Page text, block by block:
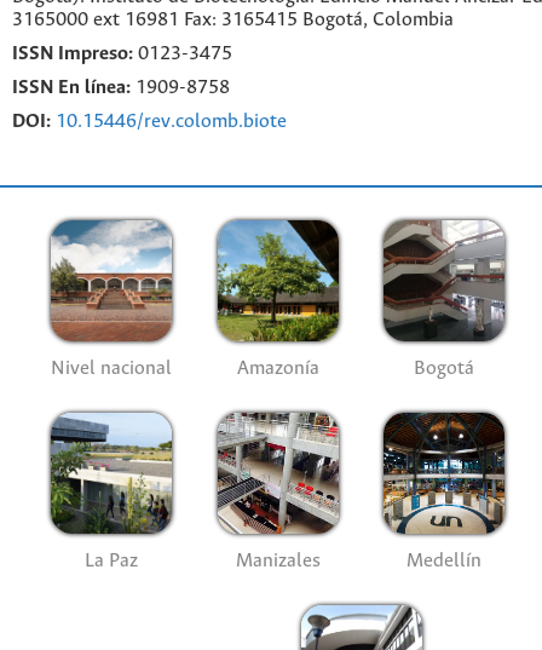
3165000 ext 16981 Fax: 3165415 Bogotá, Colombia
ISSN Impreso: 0123-3475
ISSN En línea: 1909-8758
DOI: 10.15446/rev.colomb.biote
Nivel nacional Amazonía Bogotá
La Paz Manizales Medellín